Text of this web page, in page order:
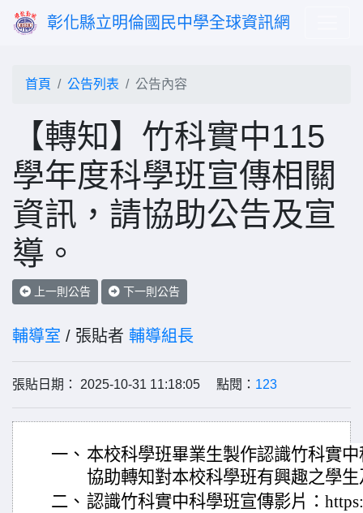
彰化縣立明倫國民中學全球資訊網
首頁 公告列表 公告內容
【轉知】竹科實中115
學年度科學班宣傳相關
資訊，請協助公告及宣
導。
上一則公告 下一則公告
輔導室 / 張貼者 輔導組長
張貼日期： 2025-10-31 11:18:05 點閱： 123
一、 本校科學班畢業生製作認識竹科實
協助轉知對本校科學班有興趣之學
二、 認識竹科實中科學班宣傳影片：